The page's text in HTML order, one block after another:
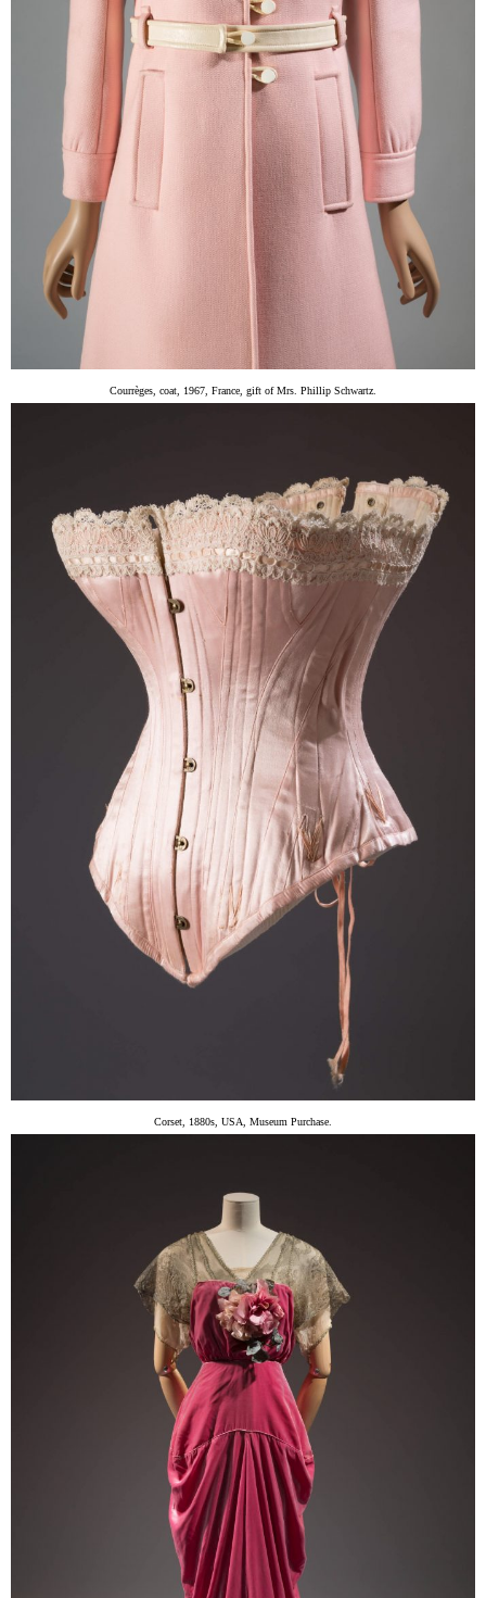
Courrèges, coat, 1967, France, gift of Mrs. Phillip Schwartz.
Corset, 1880s, USA, Museum Purchase.